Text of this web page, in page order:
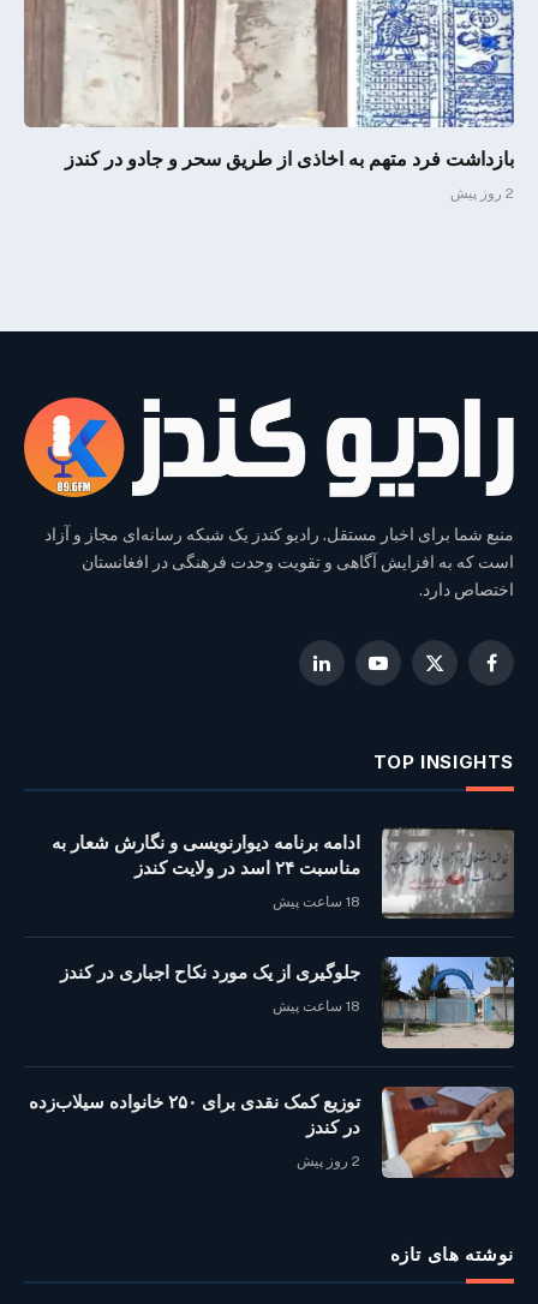
بازداشت فرد متهم به اخاذی از طریق سحر و جادو در کندز
2 روز پیش
منبع شما برای اخبار مستقل. رادیو کندز یک شبکه رسانه‌ای مجاز و آزاد
است که به افزایش آگاهی و تقویت وحدت فرهنگی در افغانستان
اختصاص دارد.
Facebook
X
YouTube
LinkedIn
TOP INSIGHTS
ادامه برنامه دیوارنویسی و نگارش شعار به
مناسبت ۲۴ اسد در ولایت کندز
18 ساعت پیش
جلوگیری از یک مورد نکاح اجباری در کندز
18 ساعت پیش
توزیع کمک نقدی برای ۲۵۰ خانواده سیلاب‌زده
در کندز
2 روز پیش
نوشته‌ های تازه